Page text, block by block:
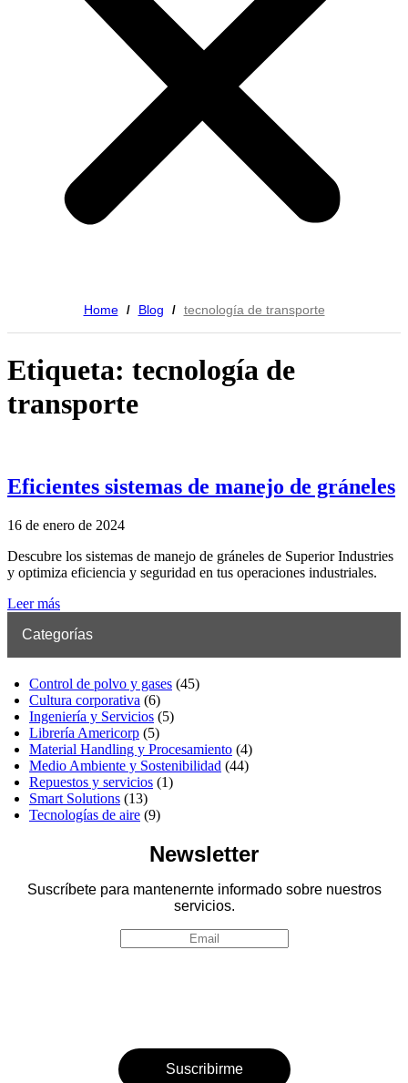
Home / Blog / tecnología de transporte
Etiqueta: tecnología de
transporte
Eficientes sistemas de manejo de gráneles
16 de enero de 2024
Descubre los sistemas de manejo de gráneles de Superior Industries
y optimiza eficiencia y seguridad en tus operaciones industriales.
Leer más
Categorías
Control de polvo y gases (45)
Cultura corporativa (6)
Ingeniería y Servicios (5)
Librería Americorp (5)
Material Handling y Procesamiento (4)
Medio Ambiente y Sostenibilidad (44)
Repuestos y servicios (1)
Smart Solutions (13)
Tecnologías de aire (9)
Newsletter
Suscríbete para mantenernte informado sobre nuestros
servicios.